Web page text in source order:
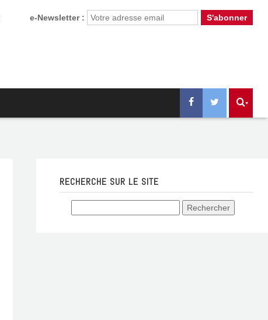
e-Newsletter :
RECHERCHE SUR LE SITE